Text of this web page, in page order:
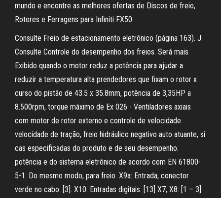
mundo e encontre as melhores ofertas de Discos de freio,
Rotores e Ferragens para Infiniti FX50
Consulte Freio de estacionamento eletrônico (página 163). J.
Consulte Controle do desempenho dos freios. Será mais
Exibido quando o motor reduz a potência para ajudar a
reduzir a temperatura alta prendedores que fixam o rotor x
curso do pistão de 43.5 x 35.8mm, potência de 3,35HP a
8.500rpm, torque máximo de Ex 026 - Ventiladores axiais
com motor de rotor externo e controle de velocidade
velocidade de tração, freio hidráulico negativo auto atuante, si
cas especificadas do produto e de seu desempenho.
potência e do sistema eletrônico de acordo com EN 61800-
5-1. Do mesmo modo, para freio. X9a: Entrada, conector
verde no cabo. [3]. X10: Entradas digitais. [13] X7, X8: [1 – 3]